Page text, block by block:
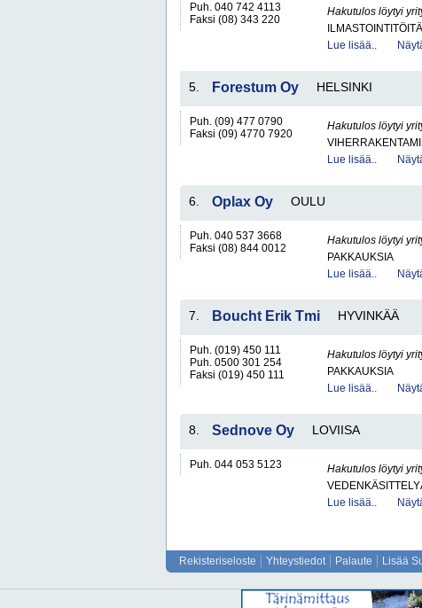
Puh. 040 742 4113
Faksi (08) 343 220
Hakutulos löytyi
ILMASTOINTITÖITÄ
Lue lisää..
5. Forestum Oy HELSINKI
Puh. (09) 477 0790
Faksi (09) 4770 7920
Hakutulos löytyi
Lue lisää..
6. Oplax Oy OULU
Puh. 040 537 3668
Faksi (08) 844 0012
Hakutulos löytyi
PAKKAUKSIA
Lue lisää..
7. Boucht Erik Tmi HYVINKÄÄ
Puh. (019) 450 111
Puh. 0500 301 254
Faksi (019) 450 111
Hakutulos löytyi
PAKKAUKSIA
Lue lisää..
8. Sednove Oy LOVIISA
Puh. 044 053 5123
Hakutulos löytyi
Lue lisää..
Rekisteriseloste Yhteystiedot Palaute Lisää